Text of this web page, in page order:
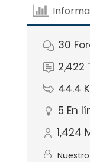
30
2,422
44.4 K
5 En
1,424